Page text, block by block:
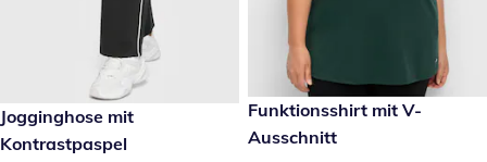
49,99 €
Jogginghose mit
Kontrastpaspel
29,99 €
Funktionsshirt mit V-
Ausschnitt